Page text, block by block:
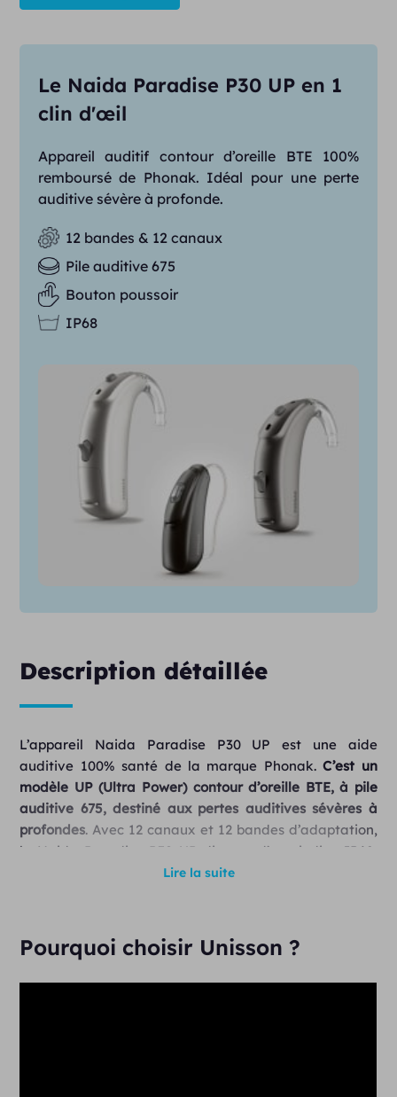
Le Naida Paradise P30 UP en 1
clin d'œil
Appareil auditif contour d’oreille BTE 100%
remboursé de Phonak. Idéal pour une perte
auditive sévère à profonde.
12 bandes & 12 canaux
Pile auditive 675
Bouton poussoir
IP68
Description détaillée
L’appareil Naida Paradise P30 UP est une aide
auditive 100% santé de la marque Phonak.C’est un
modèle UP (Ultra Power) contour d’oreille BTE, à pile
auditive 675, destiné aux pertes auditives sévères à
profondes. Avec 12 canaux et 12 bandes d’adaptation,
le Naida Paradise P30 UP dispose d’un indice IP68,
d’une bobine à induction, de double écouteurs ainsi
La gamme d’aides auditives Naida
Paradise
Lire la suite
Pourquoi choisir Unisson ?